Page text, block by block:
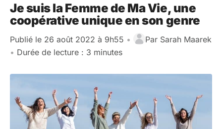
Je suis la Femme de Ma Vie, une
coopérative unique en son genre
Publié le 26 août 2022 à 9h55 • Par Sarah Maarek
• Durée de lecture : 3 minutes